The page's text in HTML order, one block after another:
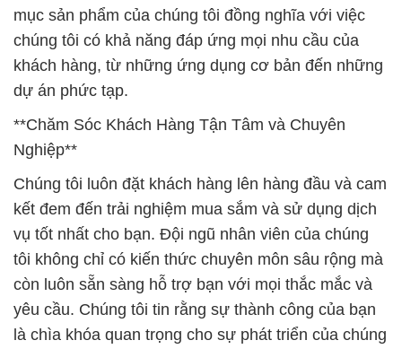
mục sản phẩm của chúng tôi đồng nghĩa với việc
chúng tôi có khả năng đáp ứng mọi nhu cầu của
khách hàng, từ những ứng dụng cơ bản đến những
dự án phức tạp.
**Chăm Sóc Khách Hàng Tận Tâm và Chuyên
Nghiệp**
Chúng tôi luôn đặt khách hàng lên hàng đầu và cam
kết đem đến trải nghiệm mua sắm và sử dụng dịch
vụ tốt nhất cho bạn. Đội ngũ nhân viên của chúng
tôi không chỉ có kiến thức chuyên môn sâu rộng mà
còn luôn sẵn sàng hỗ trợ bạn với mọi thắc mắc và
yêu cầu. Chúng tôi tin rằng sự thành công của bạn
là chìa khóa quan trọng cho sự phát triển của chúng